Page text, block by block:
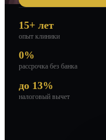
15+ лет
опыт клиники
0%
рассрочка без банка
до 13%
налоговый вычет